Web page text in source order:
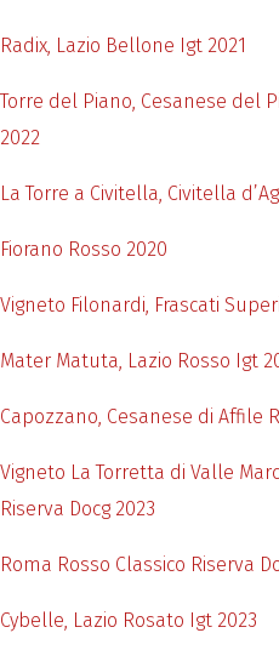
Radix, Lazio Bellone Igt 2021
Torre del Piano, Cesanese del
2022
La Torre a Civitella, Civitella
Fiorano Rosso 2020
Vigneto Filonardi, Frascati
Mater Matuta, Lazio Rosso Igt
Capozzano, Cesanese di Affile
Vigneto La Torretta di Valle
Riserva Docg 2023
Roma Rosso Classico Riserva
Cybelle, Lazio Rosato Igt 2023